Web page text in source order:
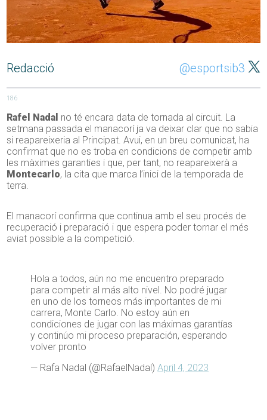
Redacció @esportsib3
186
Rafel Nadal no té encara data de tornada al circuit. La
setmana passada el manacorí ja va deixar clar que no sabia
si reapareixeria al Principat. Avui, en un breu comunicat, ha
confirmat que no es troba en condicions de competir amb
les màximes garanties i que, per tant, no reapareixerà a
Montecarlo, la cita que marca l’inici de la temporada de
terra.
El manacorí confirma que continua amb el seu procés de
recuperació i preparació i que espera poder tornar el més
aviat possible a la competició.
Hola a todos, aún no me encuentro preparado
para competir al más alto nivel. No podré jugar
en uno de los torneos más importantes de mi
carrera, Monte Carlo. No estoy aún en
condiciones de jugar con las máximas garantías
y continúo mi proceso preparación, esperando
volver pronto
— Rafa Nadal (@RafaelNadal)April 4, 2023